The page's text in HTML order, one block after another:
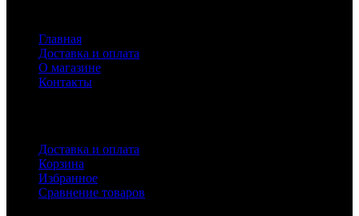
Главная
Доставка и оплата
О магазине
Контакты
Доставка и оплата
Корзина
Избранное
Сравнение товаров